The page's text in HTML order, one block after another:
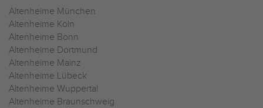
Altenheime München
Altenheime Köln
Altenheime Bonn
Altenheime Dortmund
Altenheime Mainz
Altenheime Lübeck
Altenheime Wuppertal
Altenheime Braunschweig